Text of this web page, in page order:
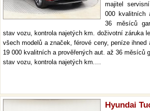
majitel
000 kvalitních
36 měsíců
stav vozu, kontrola najetých km. doživotní záruka
všech modelů a značek, férové ceny, peníze
19 000 kvalitních a prověřených aut. až 36 měsíců
stav vozu, kontrola najetých km.…
Hyundai